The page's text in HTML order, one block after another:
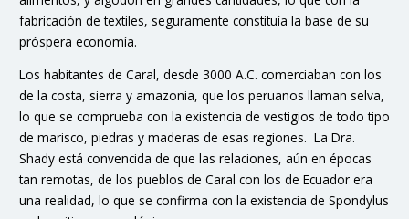
fabricación de textiles, seguramente constituía la base de su
próspera economía.
Los habitantes de Caral, desde 3000 A.C. comerciaban con los
de la costa, sierra y amazonia, que los peruanos llaman selva,
lo que se comprueba con la existencia de vestigios de todo tipo
de marisco, piedras y maderas de esas regiones. La Dra.
Shady está convencida de que las relaciones, aún en épocas
tan remotas, de los pueblos de Caral con los de Ecuador era
una realidad, lo que se confirma con la existencia de Spondylus